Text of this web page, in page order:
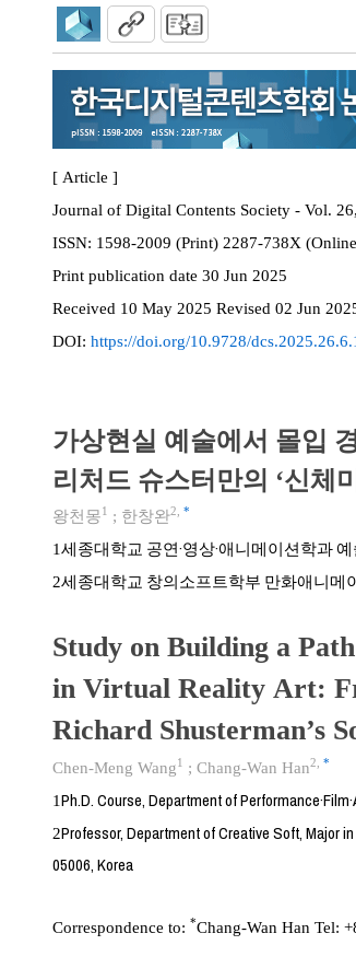
[ Article ]
Journal of Digital Contents Society - Vol.
ISSN:
1598-2009 (Print) 2287-738X
Print publication date 30 Jun 2025
Received 10 May 2025 Revised 02 Jun
DOI: https://doi.org/10.9728/
가상현실 예술에서 몰입
리처드 슈스터만의 ‘신체
왕천몽1 ; 한창완2 *
1세종대학교 공연·영상·애니메이션학과
2세종대학교 창의소프트학부 만화애니메
Study on Building a
in Virtual Reality Art:
Richard Shusterman’s
Chen-Meng Wang1 ; Chang-Wan Han2 *
1Ph.D. Course, Department of
2Professor, Department of Creative Soft, Major
05006, Korea
Correspondence to: *Chang-Wan Han Tel: